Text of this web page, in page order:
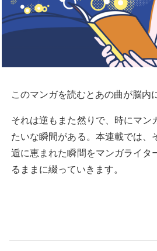
このマンガを読むとあの曲が脳内
それは逆もまた然りで、時にマン
たいな瞬間がある。本連載では、
逅に恵まれた瞬間をマンガライタ
るままに綴っていきます。